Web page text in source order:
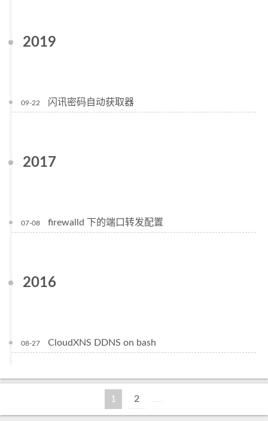
2019
09-22 闪讯密码自动获取器
2017
07-08 firewalld 下的端口转发配置
2016
08-27 CloudXNS DDNS on bash
1 2